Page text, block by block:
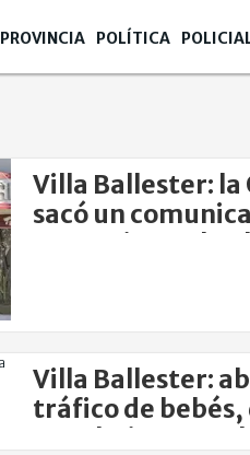
PROVINCIA POLÍTICA
Villa Ballester: la
sacó un
convenio con la
Villa Ballester:
tráfico de bebés,
ONG bajo